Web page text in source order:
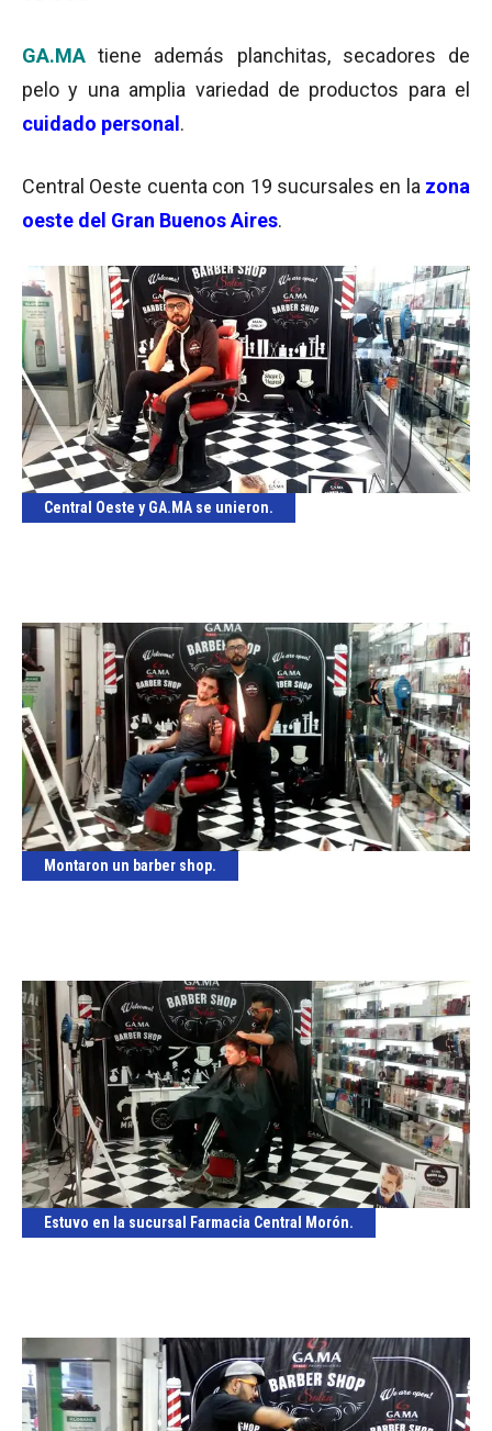
GA.MA tiene además planchitas, secadores de
pelo y una amplia variedad de productos para el
cuidado personal .
Central Oeste cuenta con 19 sucursales en la zona
oeste del Gran Buenos Aires.
Central Oeste y GA.MA se unieron.
Montaron un barber shop.
Estuvo en la sucursal Farmacia Central Morón.